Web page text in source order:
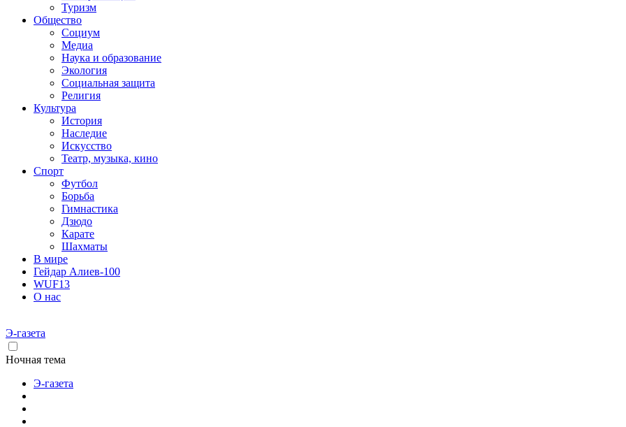
Туризм
Общество
Социум
Медиа
Наука и образование
Экология
Социальная защита
Религия
Культура
История
Наследие
Искусство
Театр, музыка, кино
Спорт
Футбол
Борьба
Гимнастика
Дзюдо
Карате
Шахматы
В мире
Гейдар Алиев-100
WUF13
О нас
Э-газета
Ночная тема
Э-газета